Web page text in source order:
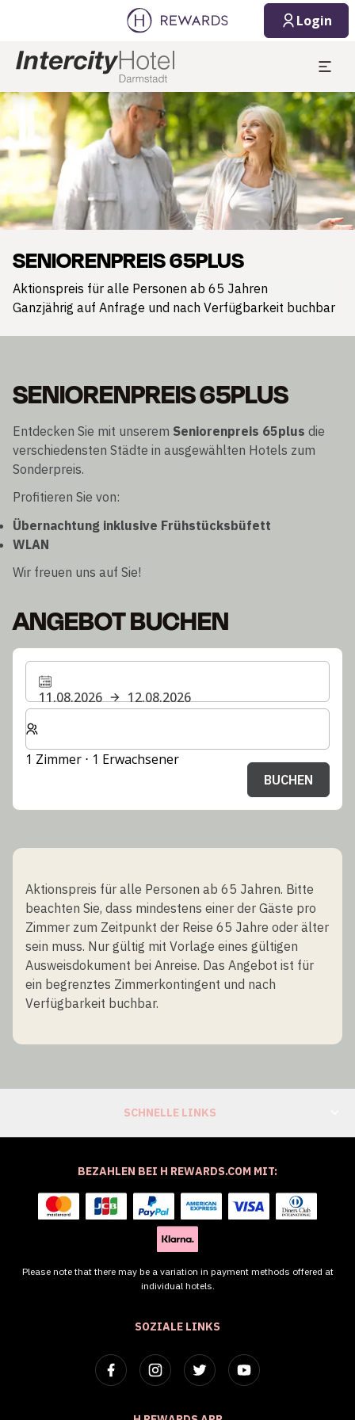
Login
Dia 1 von 1
SENIORENPREIS 65PLUS
Aktionspreis für alle Personen ab 65 Jahren
Ganzjährig auf Anfrage und nach Verfügbarkeit buchbar
SENIORENPREIS 65PLUS
Entdecken Sie mit unserem Seniorenpreis 65plus die
verschiedensten Städte in ausgewählten Hotels zum
Sonderpreis.
Profitieren Sie von:
Übernachtung inklusive Frühstücksbüfett
WLAN
Wir freuen uns auf Sie!
ANGEBOT BUCHEN
11.08.2026
12.08.2026
Wählen Sie die Anzahl der Zimmer und Gäste für Ihren
1 Zimmer ⋅ 1 Erwachsener
BUCHEN
Aktionspreis für alle Personen ab 65 Jahren. Bitte
beachten Sie, dass mindestens einer der Gäste pro
Zimmer zum Zeitpunkt der Reise 65 Jahre oder älter
sein muss. Nur gültig mit Vorlage eines gültigen
Ausweisdokument bei Anreise. Das Angebot ist für
ein begrenztes Zimmerkontingent und nach
Verfügbarkeit buchbar.
SCHNELLE LINKS
SOZIALE LINKS
BEZAHLEN BEI H REWARDS.COM MIT:
Please note that there may be a variation in payment methods offered at
individual hotels.